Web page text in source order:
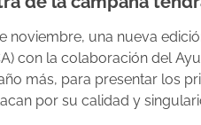
noviembre, una nueva
con la colaboración del
más, para presentar los
por su calidad y